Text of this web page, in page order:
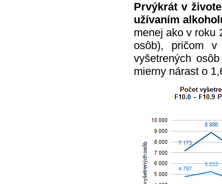
Prvýkrát v živote
užívaním
menej ako v roku
osôb), pričom v
vyšetrených
mierny nárast o